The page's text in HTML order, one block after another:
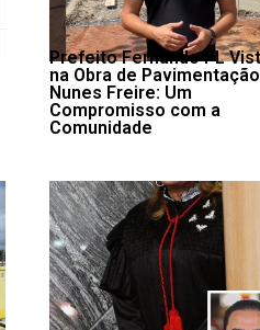
Prefeito Fernando PL
na Obra de
Nunes Freire: Um
Compromisso com a
Comunidade